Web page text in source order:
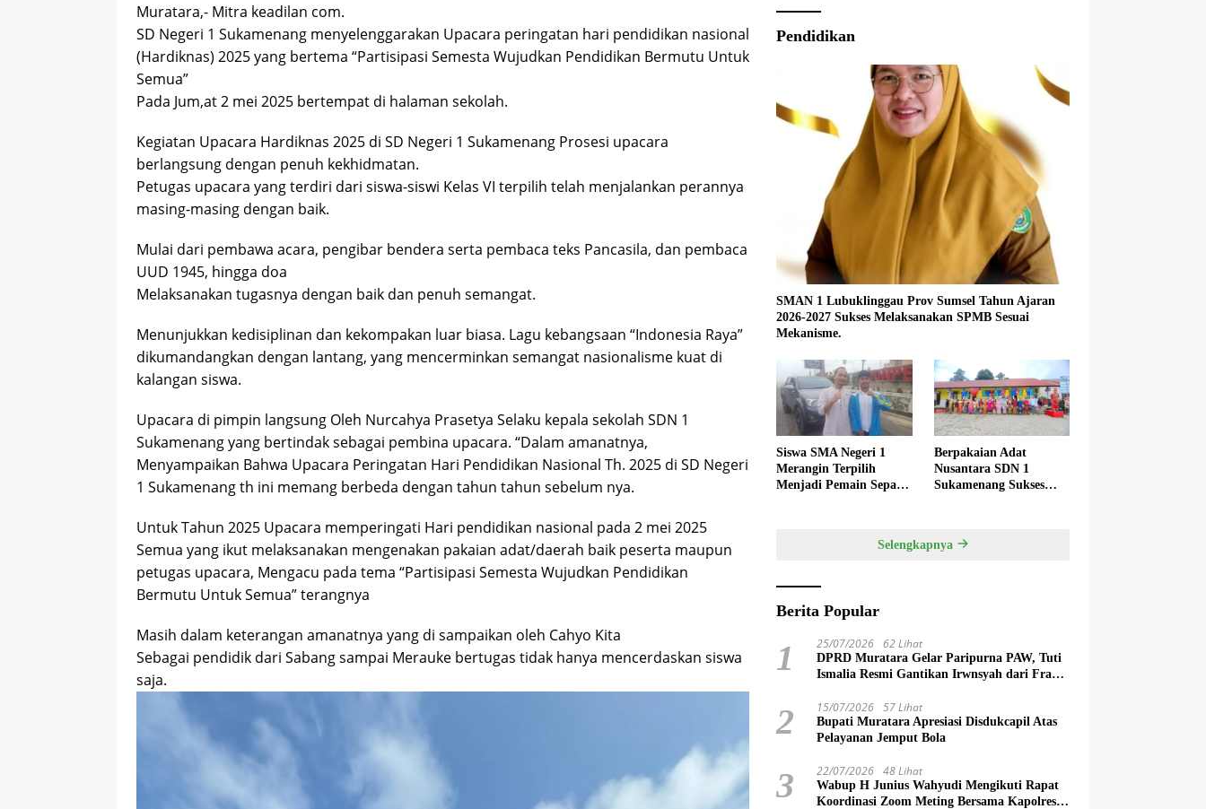
Muratara,- Mitra keadilan com.
SD Negeri 1 Sukamenang menyelenggarakan Upacara peringatan hari pendidikan nasional
(Hardiknas) 2025 yang bertema “Partisipasi Semesta Wujudkan Pendidikan Bermutu Untuk
Semua”
Pada Jum,at 2 mei 2025 bertempat di halaman sekolah.
Kegiatan Upacara Hardiknas 2025 di SD Negeri 1 Sukamenang Prosesi upacara
berlangsung dengan penuh kekhidmatan.
Petugas upacara yang terdiri dari siswa-siswi Kelas VI terpilih telah menjalankan perannya
masing-masing dengan baik.
Mulai dari pembawa acara, pengibar bendera serta pembaca teks Pancasila, dan pembaca
UUD 1945, hingga doa
Melaksanakan tugasnya dengan baik dan penuh semangat.
Menunjukkan kedisiplinan dan kekompakan luar biasa. Lagu kebangsaan “Indonesia Raya”
dikumandangkan dengan lantang, yang mencerminkan semangat nasionalisme kuat di
kalangan siswa.
Upacara di pimpin langsung Oleh Nurcahya Prasetya Selaku kepala sekolah SDN 1
Sukamenang yang bertindak sebagai pembina upacara. “Dalam amanatnya,
Menyampaikan Bahwa Upacara Peringatan Hari Pendidikan Nasional Th. 2025 di SD Negeri
1 Sukamenang th ini memang berbeda dengan tahun tahun sebelum nya.
Untuk Tahun 2025 Upacara memperingati Hari pendidikan nasional pada 2 mei 2025
Semua yang ikut melaksanakan mengenakan pakaian adat/daerah baik peserta maupun
petugas upacara, Mengacu pada tema “Partisipasi Semesta Wujudkan Pendidikan
Bermutu Untuk Semua” terangnya
Masih dalam keterangan amanatnya yang di sampaikan oleh Cahyo Kita
Sebagai pendidik dari Sabang sampai Merauke bertugas tidak hanya mencerdaskan siswa
saja.
Pendidikan
SMAN 1 Lubuklinggau Prov Sumsel Tahun Ajaran
2026-2027 Sukses Melaksanakan SPMB Sesuai
Mekanisme.
Siswa SMA Negeri 1
Merangin Terpilih
Menjadi Pemain Sepak
Berpakaian Adat
Nusantara SDN 1
Sukamenang Sukses
Selengkapnya
Berita Popular
1 25/07/2026 62 Lihat
DPRD Muratara Gelar Paripurna PAW, Tuti
Ismalia Resmi Gantikan Irwnsyah dari Fraksi
2 15/07/2026 57 Lihat
Bupati Muratara Apresiasi Disdukcapil Atas
Pelayanan Jemput Bola
3 22/07/2026 48 Lihat
Wabup H Junius Wahyudi Mengikuti Rapat
Koordinasi Zoom Meting Bersama Kapolres